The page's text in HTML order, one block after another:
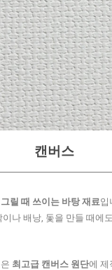
캔버스
릴 때 쓰이는 바탕 재료입
나 배낭, 돛을 만들 때에
최고급 캔버스 원단에 제